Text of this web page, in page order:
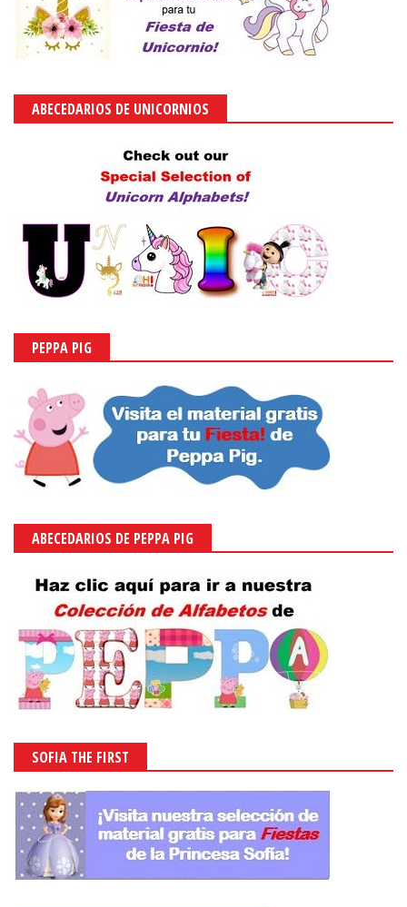
ABECEDARIOS DE UNICORNIOS
PEPPA PIG
ABECEDARIOS DE PEPPA PIG
SOFIA THE FIRST